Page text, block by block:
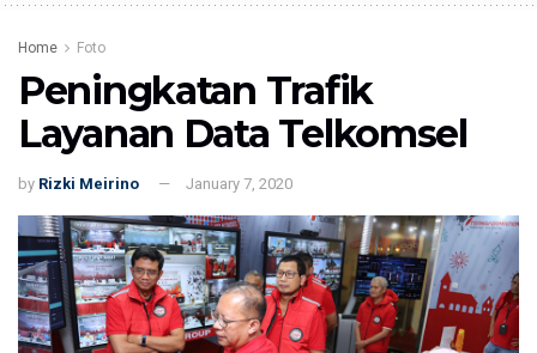
Home Foto
Peningkatan Trafik
Layanan Data Telkomsel
by Rizki Meirino January 7, 2020